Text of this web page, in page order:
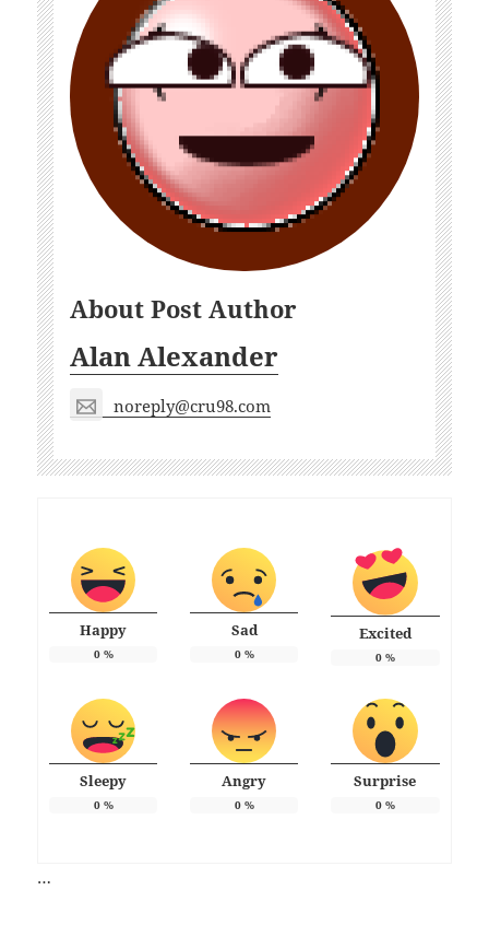
About Post Author
Alan Alexander
noreply@cru98.com
Happy
0%
Sad
0%
Excited
0%
Sleepy
0%
Angry
0%
Surprise
0%
…